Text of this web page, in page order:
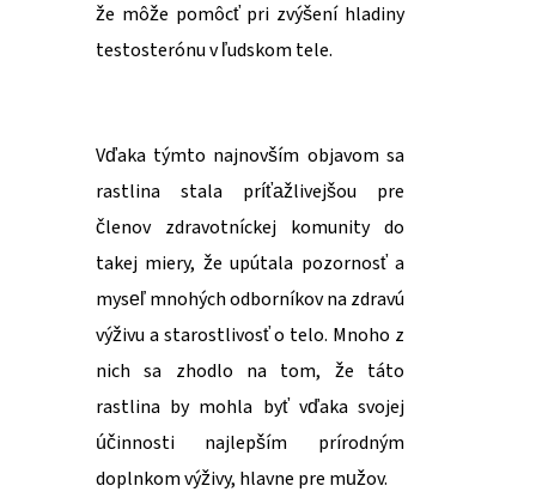
že môže pomôcť pri zvýšení hladiny
testosterónu v ľudskom tele.
Vďaka týmto najnovším objavom sa
rastlina stala príťažlivejšou pre
členov zdravotníckej komunity do
takej miery, že upútala pozornosť a
myseľ mnohých odborníkov na zdravú
výživu a starostlivosť o telo. Mnoho z
nich sa zhodlo na tom, že táto
rastlina by mohla byť vďaka svojej
účinnosti najlepším prírodným
doplnkom výživy, hlavne pre mužov.